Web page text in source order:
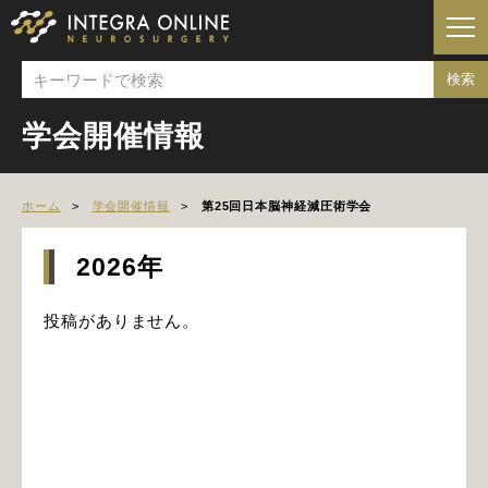
学会開催情報
ホーム 学会開催情報 第25回日本脳神経減圧術学会
2026年
投稿がありません。